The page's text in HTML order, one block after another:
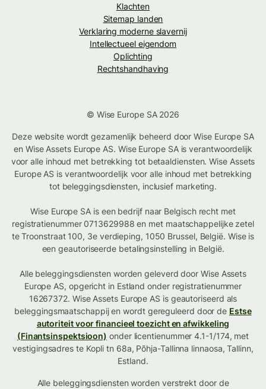
Klachten
Sitemap landen
Verklaring moderne slavernij
Intellectueel eigendom
Oplichting
Rechtshandhaving
© Wise Europe SA 2026
Deze website wordt gezamenlijk beheerd door Wise Europe SA
en Wise Assets Europe AS. Wise Europe SA is verantwoordelijk
voor alle inhoud met betrekking tot betaaldiensten. Wise Assets
Europe AS is verantwoordelijk voor alle inhoud met betrekking
tot beleggingsdiensten, inclusief marketing.
Wise Europe SA is een bedrijf naar Belgisch recht met
registratienummer 0713629988 en met maatschappelijke zetel
te Troonstraat 100, 3e verdieping, 1050 Brussel, België. Wise is
een geautoriseerde betalingsinstelling in België.
Alle beleggingsdiensten worden geleverd door Wise Assets
Europe AS, opgericht in Estland onder registratienummer
16267372. Wise Assets Europe AS is geautoriseerd als
beleggingsmaatschappij en wordt gereguleerd door de Estse
autoriteit voor financieel toezicht en afwikkeling
(Finantsinspektsioon) onder licentienummer 4.1-1/174, met
vestigingsadres te Kopli tn 68a, Põhja-Tallinna linnaosa, Tallinn,
Estland.
Alle beleggingsdiensten worden verstrekt door de